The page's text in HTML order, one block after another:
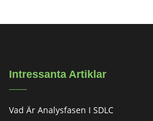
Intressanta Artiklar
Vad Är Analysfasen I SDLC